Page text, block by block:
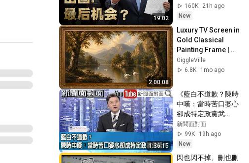
19:02
160K
21h ago
New
2:00:08
Luxury TV Screen in
Gold Classical
Painting Frame |
Elegant TV
Wallpaper
GiggleVille
6.8K
1mo ago
1:36:15
《藍白不道歉？陳時
中嘆：當時苦口婆心
卻成特定政黨武
器？》【新聞面對
面】2026.08.07
新聞面對面
99K
19h ago
New
閃也閃不掉、刪也刪